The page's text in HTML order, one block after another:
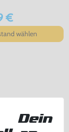
€
wählen